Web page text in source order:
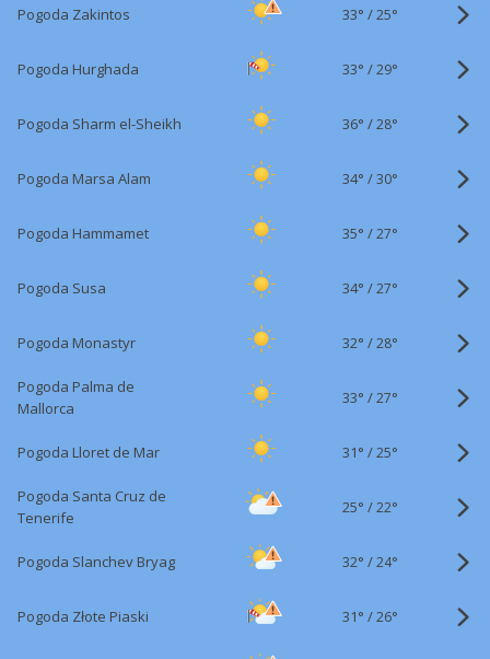
Pogoda Zakintos 33° /25°
Pogoda Hurghada 33° /29°
Pogoda Sharm el-Sheikh 36° /28°
Pogoda Marsa Alam 34° /30°
Pogoda Hammamet 35° /27°
Pogoda Susa 34° /27°
Pogoda Monastyr 32° /28°
Pogoda Palma de
Mallorca
33° /27°
Pogoda Lloret de Mar 31° /25°
Pogoda Santa Cruz de
Tenerife
25° /22°
Pogoda Slanchev Bryag 32° /24°
Pogoda Złote Piaski 31° /26°